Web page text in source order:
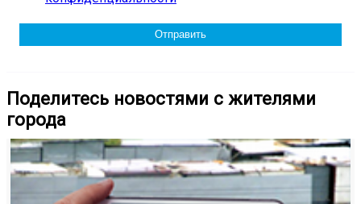
Поделитесь новостями с жителями
города